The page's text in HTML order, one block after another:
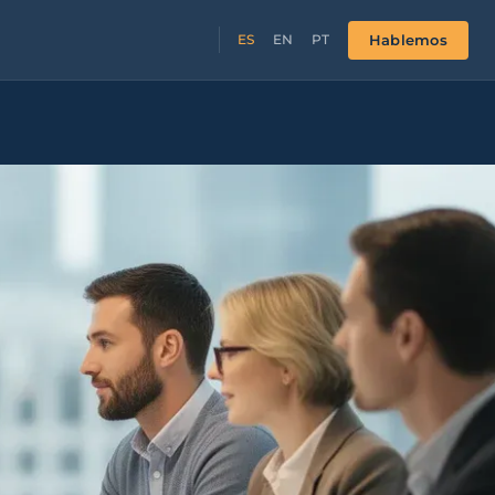
ES EN PT Hablemos